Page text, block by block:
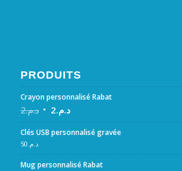
PRODUITS
Crayon personnalisé Rabat
د.م.2 د.م.2
Clés USB personnalisé gravée
د.م.50
Mug personnalisé Rabat